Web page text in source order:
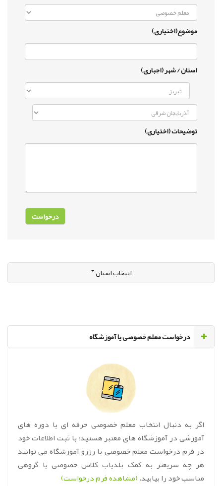
موضوع(اختیاری)
استان / شهر (اجباری)
توضیحات (اختیاری)
انتخاب استان
‌درخواست معلم خصوصی یا آموزشگاه
اگر به دنبال انتخاب معلم خصوصی حرفه ای یا دوره های
آموزشی در آموزشگاه های معتبر هستید؛ با ثبت اطلاعات خود
در فرم درخواست معلم خصوصی یا رزرو آموزشگاه می توانید
هر چه سریعتر به کمک بلدیاب کلاس خصوصی یا گروهی
مناسب خود را بیابید.(مشاهده فرم درخواست)